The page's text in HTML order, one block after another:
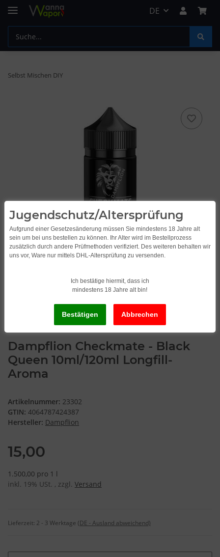
DE
Selbst Mischen DIY
Dampflion Checkmate - Black
Queen 10ml/120ml Longfill-
Aroma
Artikelnummer: 23302
GTIN: 4064787424387
Hersteller: Dampflion
15,00
1.500,00 pro 1 l
inkl. 19% USt. , zzgl. Versand
Lieferzeit: 2 - 3 Werktage (DE - Ausland abweichend)
Jugendschutz/Altersprüfung
Aufgrund einer Gesetzesänderung müssen Sie mindestens 18 Jahre alt
sein um bei uns bestellen zu können. Ihr Alter wird im Bestellprozess
zusätzlich durch andere Prüfmethoden verifiziert. Des weiteren behalten wir
uns vor, Ware nur mittels DHL-Altersprüfung zu versenden.
Ich bestätige hiermit, dass ich
mindestens 18 Jahre alt bin!